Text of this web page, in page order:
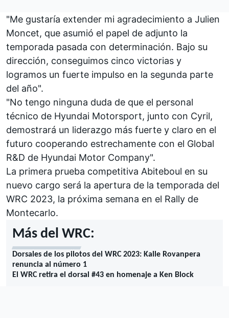
"Me gustaría extender mi agradecimiento a Julien
Moncet, que asumió el papel de adjunto la
temporada pasada con determinación. Bajo su
dirección, conseguimos cinco victorias y
logramos un fuerte impulso en la segunda parte
del año".
"No tengo ninguna duda de que el personal
técnico de Hyundai Motorsport, junto con Cyril,
demostrará un liderazgo más fuerte y claro en el
futuro cooperando estrechamente con el Global
R&D de Hyundai Motor Company".
La primera prueba competitiva Abiteboul en su
nuevo cargo será la apertura de la temporada del
WRC 2023, la próxima semana en el Rally de
Montecarlo.
Más del WRC:
Dorsales de los pilotos del WRC 2023: Kalle Rovanpera
renuncia al número 1
El WRC retira el dorsal #43 en homenaje a Ken Block